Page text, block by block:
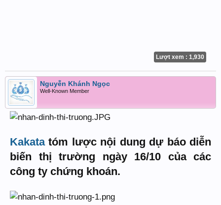
Lượt xem : 1,930
Nguyễn Khánh Ngọc
Well-Known Member
Kakatatóm lược nội dung dự báo diễn
biến thị trường ngày 16/10 của các
công ty chứng khoán.